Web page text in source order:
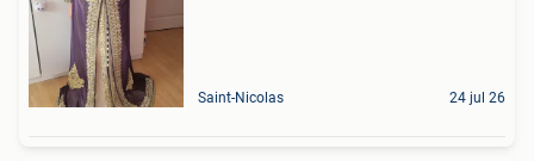
Saint-Nicolas 24 jul 26